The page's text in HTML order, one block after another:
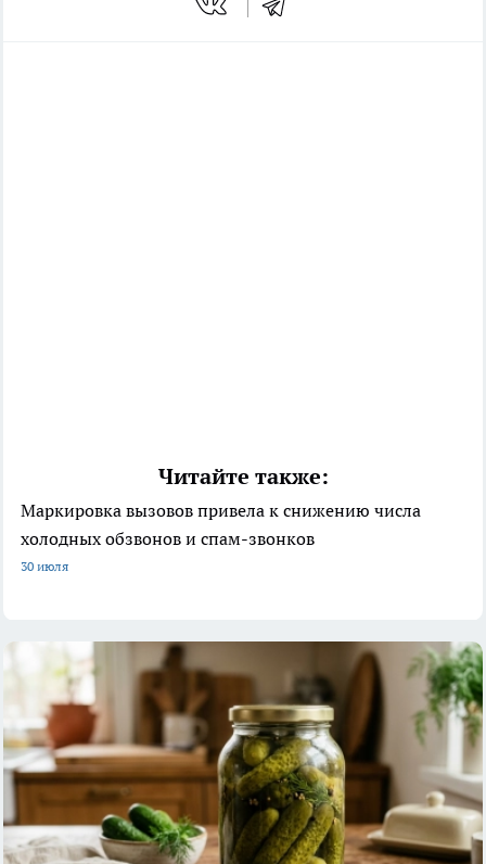
Читайте также:
Маркировка вызовов привела к снижению числа
холодных обзвонов и спам-звонков
30 июля